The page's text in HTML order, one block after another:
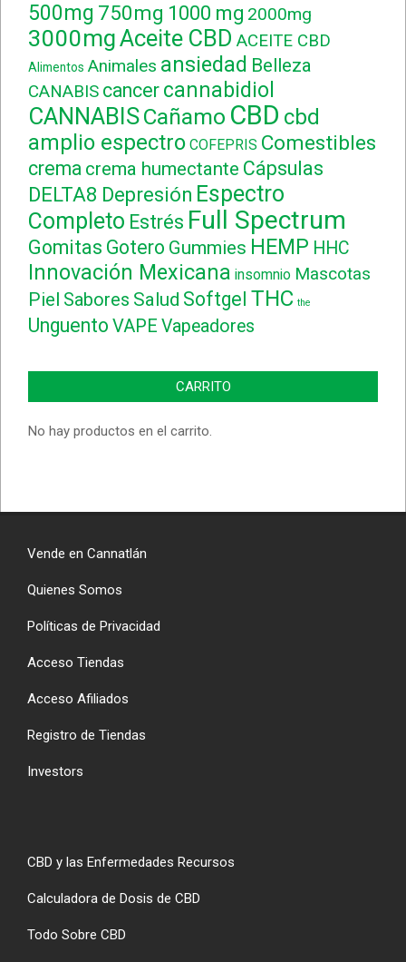
500mg 750mg 1000 mg 2000mg
3000mgAceite CBD ACEITE CBD
Alimentos Animales ansiedad Belleza
CANABIS cancer cannabidiol
CANNABISCañamo CBD cbd
amplio espectro COFEPRIS Comestibles
crema crema humectante Cápsulas
DELTA8 Depresión Espectro
Completo Estrés Full Spectrum
Gomitas Gotero Gummies HEMP HHC
Innovación Mexicana insomnio Mascotas
Piel Sabores Salud Softgel THC the
Unguento VAPE Vapeadores
CARRITO
No hay productos en el carrito.
Vende en Cannatlán
Quienes Somos
Políticas de Privacidad
Acceso Tiendas
Acceso Afiliados
Registro de Tiendas
Investors
CBD y las Enfermedades Recursos
Calculadora de Dosis de CBD
Todo Sobre CBD